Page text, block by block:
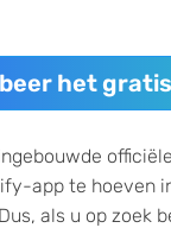
het gratis
app te hoeven
als u op zoek